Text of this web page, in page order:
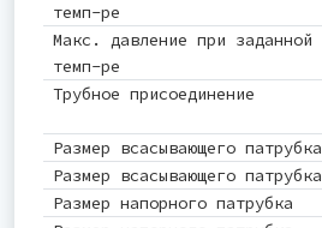
темп-ре
Макс. давление при заданной
темп-ре
Трубное присоединение
Размер всасывающего патрубка
Размер всасывающего патрубка
Размер напорного патрубка